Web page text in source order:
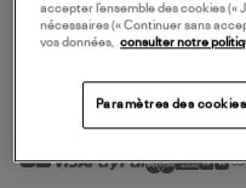
SERVICE CLIENT
MODE DE PAIEMENT
accepter l’ensemble des cookies («
nécessaires (« Continuer sans
vos données,
consulter notre
Paramètres des cookies